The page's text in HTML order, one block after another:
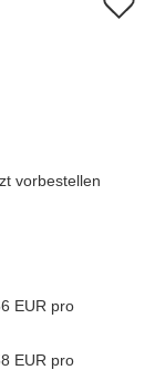
vorbestellen
EUR pro
EUR pro